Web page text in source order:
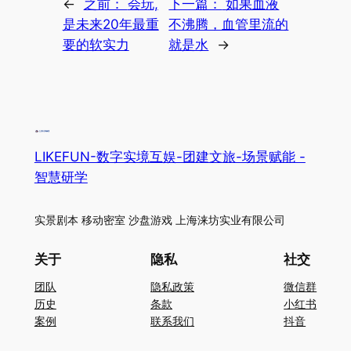
← 之前： 会玩,
是未来20年最重
要的软实力
下一篇：
如果血液
不沸腾，血管里流的
就是水
→
LIKEFUN-数字实境互娱-团建文旅-场景赋能 -
智慧研学
实景剧本 移动密室 沙盘游戏 上海涞坊实业有限公司
关于
团队
历史
案例
隐私
隐私政策
条款
联系我们
社交
微信群
小红书
抖音